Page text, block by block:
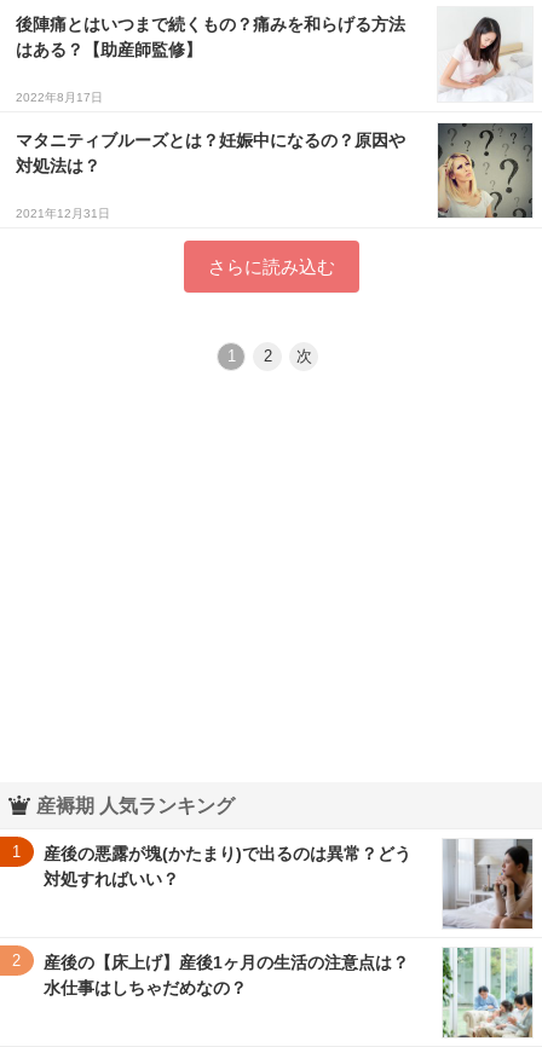
後陣痛とはいつまで続くもの？痛みを和らげる方法
はある？【助産師監修】
2022年8月17日
マタニティブルーズとは？妊娠中になるの？原因や
対処法は？
2021年12月31日
さらに読み込む
1 2 次
産褥期 人気ランキング
1
産後の悪露が塊(かたまり)で出るのは異常？どう
対処すればいい？
2
産後の【床上げ】産後1ヶ月の生活の注意点は？
水仕事はしちゃだめなの？